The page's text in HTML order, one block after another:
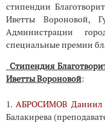
стипендии
Иветты Вороновой,
Администрации
специальные премии
Стипендия
Иветты Вороновой:
1.АБРОСИМОВ Даниил
Балакирева